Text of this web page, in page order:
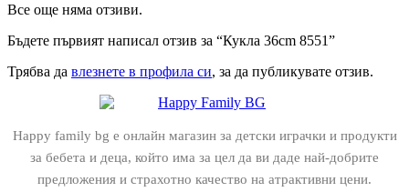
Все още няма отзиви.
Бъдете първият написал отзив за “Кукла 36cm 8551”
Трябва да влезнете в профила си, за да публикувате отзив.
Happy family bg е онлайн магазин за детски играчки и продукти
за бебета и деца, който има за цел да ви даде най-добрите
предложения и страхотно качество на атрактивни цени.